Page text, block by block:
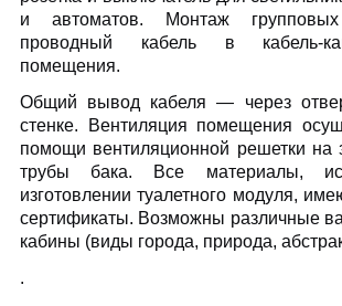
и автоматов. Монтаж
проводный кабель в кабель-
помещения.
Общий вывод кабеля — через
стенке. Вентиляция помещения
помощи вентиляционной решетки на
трубы бака. Все материалы,
изготовлении туалетного модуля,
сертификаты. Возможны различные
кабины (виды города, природа,
.
Отправить
Отправить
Отправить